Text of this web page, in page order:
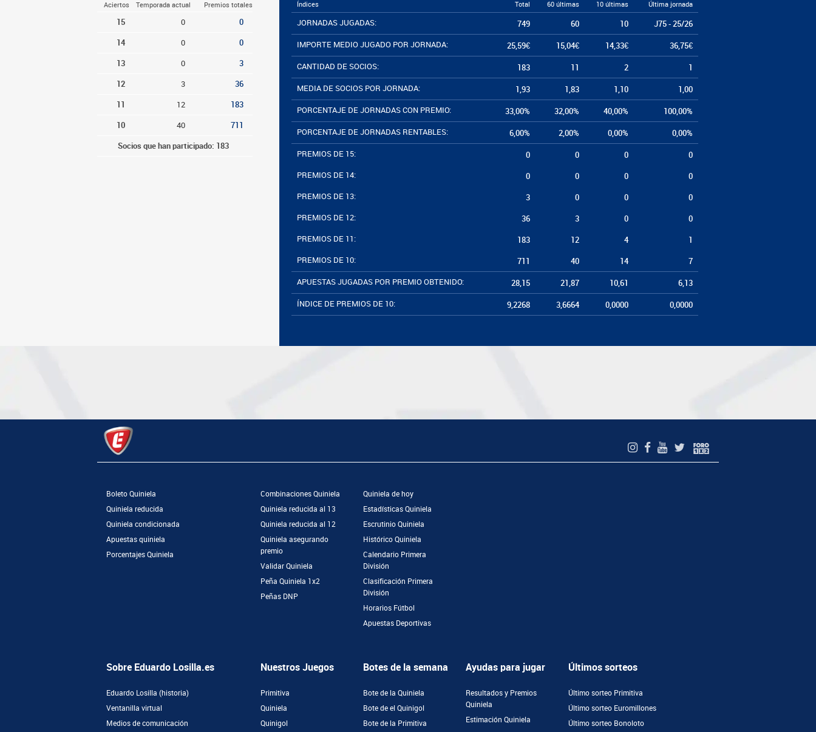
Aciertos Temporada actual Premios totales
15 0 0
14 0 0
13 0 3
12 3 36
11 12 183
10 40 711
Socios que han participado: 183
Índices Total 60 últimas 10 últimas Última jornada
JORNADAS JUGADAS: 749 60 10 J75 - 25/26
IMPORTE MEDIO JUGADO POR JORNADA: 25,59€ 15,04€ 14,33€ 36,75€
CANTIDAD DE SOCIOS: 183 11 2 1
MEDIA DE SOCIOS POR JORNADA: 1,93 1,83 1,10 1,00
PORCENTAJE DE JORNADAS CON PREMIO: 33,00% 32,00% 40,00% 100,00%
PORCENTAJE DE JORNADAS RENTABLES: 6,00% 2,00% 0,00% 0,00%
PREMIOS DE 15: 0 0 0 0
PREMIOS DE 14: 0 0 0 0
PREMIOS DE 13: 3 0 0 0
PREMIOS DE 12: 36 3 0 0
PREMIOS DE 11: 183 12 4 1
PREMIOS DE 10: 711 40 14 7
APUESTAS JUGADAS POR PREMIO OBTENIDO: 28,15 21,87 10,61 6,13
ÍNDICE DE PREMIOS DE 10: 9,2268 3,6664 0,0000 0,0000
Boleto Quiniela
Quiniela reducida
Quiniela condicionada
Apuestas quiniela
Porcentajes Quiniela
Combinaciones Quiniela
Quiniela reducida al 13
Quiniela reducida al 12
Quiniela asegurando
premio
Validar Quiniela
Peña Quiniela 1x2
Peñas DNP
Quiniela de hoy
Estadísticas Quiniela
Escrutinio Quiniela
Histórico Quiniela
Calendario Primera
División
Clasificación Primera
División
Horarios Fútbol
Apuestas Deportivas
Sobre Eduardo Losilla.es
Eduardo Losilla (historia)
Ventanilla virtual
Medios de comunicación
Nuestros Juegos
Primitiva
Quiniela
Quinigol
Botes de la semana
Bote de la Quiniela
Bote de el Quinigol
Bote de la Primitiva
Ayudas para jugar
Resultados y Premios
Quiniela
Estimación Quiniela
Últimos sorteos
Último sorteo Primitiva
Último sorteo Euromillones
Último sorteo Bonoloto